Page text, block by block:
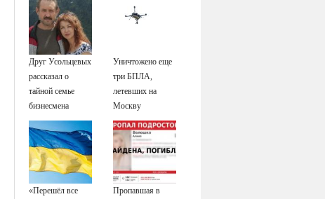
крах режима
Зеленского
схватке с
медведем
Друг Усольцевых
рассказал о
тайной семье
бизнесмена
Уничтожено еще
три БПЛА,
летевших на
Москву
«Перешёл все
Пропавшая в